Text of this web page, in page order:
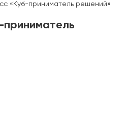
«Куб-приниматель решений»
приниматель